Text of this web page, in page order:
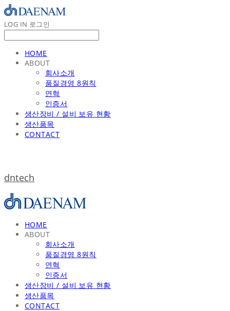
LOG IN 로그인
HOME
ABOUT
회사소개
품질경영 8원칙
연혁
인증서
생산장비 / 설비 보유 현황
생산품목
CONTACT
dntech
HOME
ABOUT
회사소개
품질경영 8원칙
연혁
인증서
생산장비 / 설비 보유 현황
생산품목
CONTACT